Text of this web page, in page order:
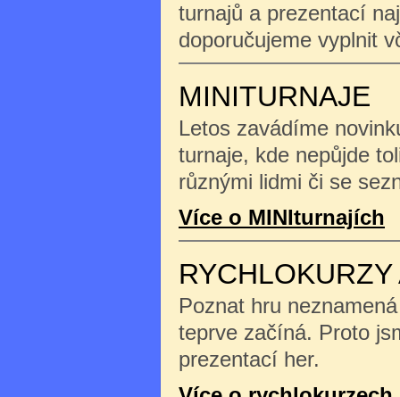
turnajů a prezentací
doporučujeme vyplnit
MINITURNAJE
Letos zavádíme
turnaje, kde nepůjde
různými lidmi či se
Více o MINIturnajích
Poznat hru
teprve začíná. Proto
prezentací her.